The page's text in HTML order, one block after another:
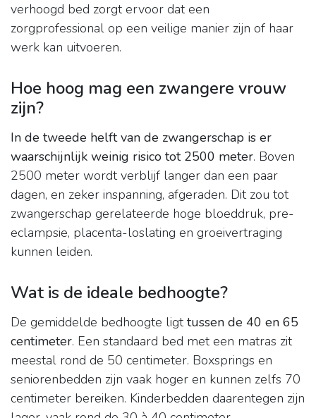
verhoogd bed zorgt ervoor dat een
zorgprofessional op een veilige manier zijn of haar
werk kan uitvoeren.
Hoe hoog mag een zwangere vrouw
zijn?
In de tweede helft van de zwangerschap is er
waarschijnlijk weinig risico tot 2500 meter. Boven
2500 meter wordt verblijf langer dan een paar
dagen, en zeker inspanning, afgeraden. Dit zou tot
zwangerschap gerelateerde hoge bloeddruk, pre-
eclampsie, placenta-loslating en groeivertraging
kunnen leiden.
Wat is de ideale bedhoogte?
De gemiddelde bedhoogte ligttussen de 40 en 65
centimeter. Een standaard bed met een matras zit
meestal rond de 50 centimeter. Boxsprings en
seniorenbedden zijn vaak hoger en kunnen zelfs 70
centimeter bereiken. Kinderbedden daarentegen zijn